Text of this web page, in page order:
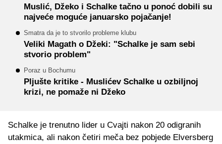
Muslić, Džeko i Schalke tačno u ponoć dobili su
najveće moguće januarsko pojačanje!
Smatra da je to stvorilo probleme klubu
Veliki Magath o Džeki: "Schalke je sam sebi
stvorio problem"
Poraz u Bochumu
Pljušte kritike - Muslićev Schalke u ozbiljnoj
krizi, ne pomaže ni Džeko
Schalke je trenutno lider u Cvajti nakon 20 odigranih
utakmica, ali nakon četiri meča bez pobjede Elversberg